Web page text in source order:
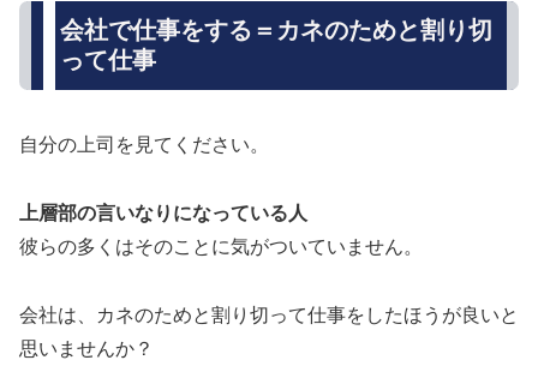
会社で仕事をする＝カネのためと割り切
って仕事
自分の上司を見てください。
上層部の言いなりになっている人
彼らの多くはそのことに気がついていません。
会社は、カネのためと割り切って仕事をしたほうが良いと
思いませんか？